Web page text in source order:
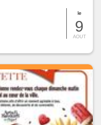
le
9
AOUT